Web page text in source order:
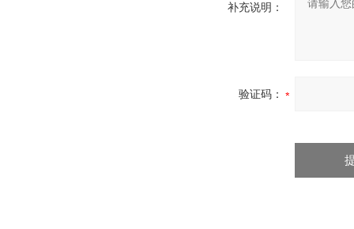
补充说明：
验证码：